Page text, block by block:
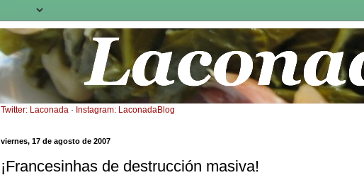
Twitter: Laconada · Instagram: LaconadaBlog
viernes, 17 de agosto de 2007
¡Francesinhas de destrucción masiva!